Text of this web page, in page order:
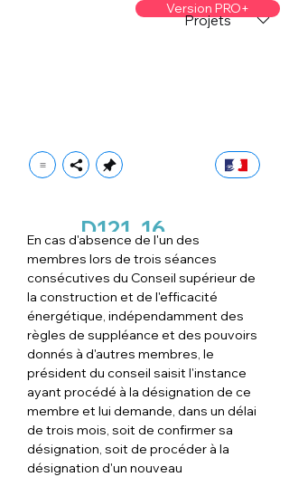
Version PRO+
Projets
D121 16
En cas d'absence de l'un des
membres lors de trois séances
consécutives du Conseil supérieur de
la construction et de l'efficacité
énergétique, indépendamment des
règles de suppléance et des pouvoirs
donnés à d'autres membres, le
président du conseil saisit l'instance
ayant procédé à la désignation de ce
membre et lui demande, dans un délai
de trois mois, soit de confirmer sa
désignation, soit de procéder à la
désignation d'un nouveau